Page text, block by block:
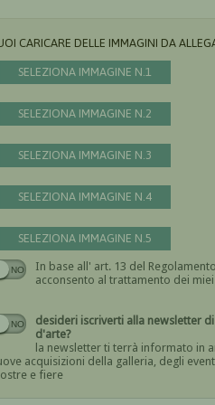
CARICARE DELLE IMMAGINI DA
SELEZIONA IMMAGINE N.1
SELEZIONA IMMAGINE N.2
SELEZIONA IMMAGINE N.3
SELEZIONA IMMAGINE N.4
SELEZIONA IMMAGINE N.5
In base all' art. 13 del
acconsento al trattamento
desideri iscriverti alla newsletter di Recta galleria
d'arte?
la newsletter ti terrà informato in
acquisizioni della galleria, degli
e fiere